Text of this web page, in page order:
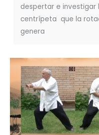
despertar e
centrípeta que la
genera